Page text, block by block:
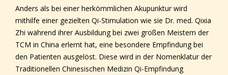
Anders als bei einer herkömmlichen Akupunktur wird
mithilfe einer gezielten Qi-Stimulation wie sie Dr. med. Qixia
Zhi während ihrer Ausbildung bei zwei großen Meistern der
TCM in China erlernt hat, eine besondere Empfindung bei
den Patienten ausgelöst. Diese wird in der Nomenklatur der
Traditionellen Chinesischen Medizin Qi-Empfindung